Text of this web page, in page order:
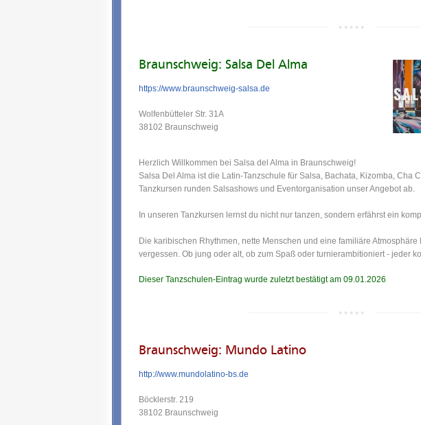
Braunschweig: Salsa Del Alma
https://www.braunschweig-salsa.de
Wolfenbütteler Str. 31A
38102 Braunschweig
Herzlich Willkommen bei Salsa del Alma in Braunschweig!
Salsa Del Alma ist die Latin-Tanzschule für Salsa, Bachata, Kizomba, Cha
Tanzkursen runden Salsashows und Eventorganisation unser Angebot ab.
In unseren Tanzkursen lernst du nicht nur tanzen, sondern erfährst ein
Die karibischen Rhythmen, nette Menschen und eine familiäre
vergessen. Ob jung oder alt, ob zum Spaß oder turnierambitioniert - jeder
Dieser Tanzschulen-Eintrag wurde zuletzt bestätigt am 09.01.2026
Braunschweig: Mundo Latino
http://www.mundolatino-bs.de
Böcklerstr. 219
38102 Braunschweig